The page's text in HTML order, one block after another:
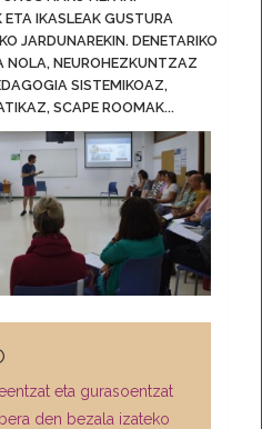
ETA IKASLEAK GUSTURA
JARDUNAREKIN. DENETARIKO
NOLA, NEUROHEZKUNTZAZ
SISTEMIKOAZ,
SCAPE ROOMAK...
eta gurasoentzat
den bezala izateko